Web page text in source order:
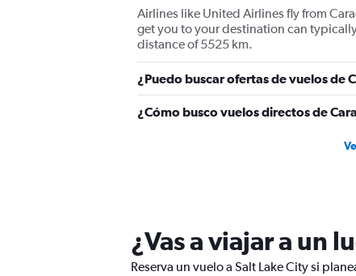
Airlines like United Airlines fly from
get you to your destination can
distance of 5525 km.
¿Puedo buscar ofertas de vuelos de
¿Cómo busco vuelos directos de
¿Vas a viajar a un
Reserva un vuelo a Salt Lake City si